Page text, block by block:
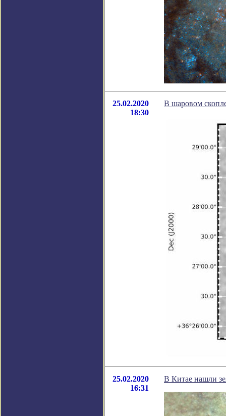
25.02.2020
18:30
В шаровом
25.02.2020
16:31
В Китае нашли